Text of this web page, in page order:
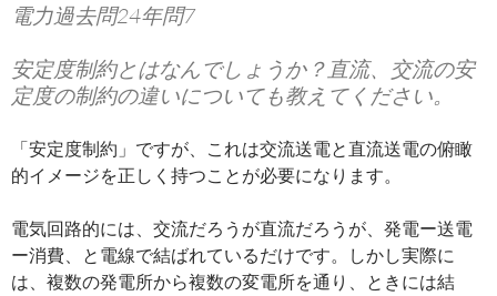
電力過去問24年問7
安定度制約とはなんでしょうか？直流、交流の安
定度の制約の違いについても教えてください。
「安定度制約」ですが、これは交流送電と直流送電の俯瞰
的イメージを正しく持つことが必要になります。
電気回路的には、交流だろうが直流だろうが、発電ー送電
ー消費、と電線で結ばれているだけです。しかし実際に
は、複数の発電所から複数の変電所を通り、ときには結